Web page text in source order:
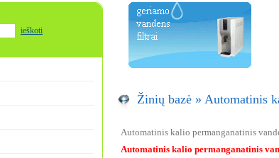
ieškoti
Žinių bazė» Automatinis
Automatinis kalio permanganatinis
Automatinis kalio permanganatinis